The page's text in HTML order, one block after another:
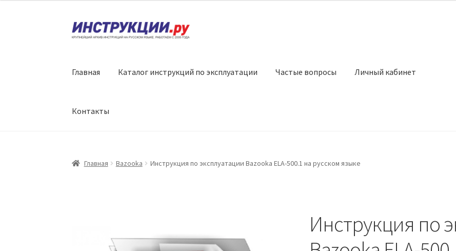
Перейти
к
Перейти
к
Главная Каталог инструкций по эксплуатации Частые вопросы Личный кабинет
Контакты
Главная Bazooka Инструкция по эксплуатации Bazooka ELA-500.1 на русском языке
Инструкция по